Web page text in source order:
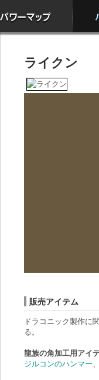
ライクン
販売アイテム
ドラコニック製作に
る。
龍族の角加工用アイ
ジルコンのハンマー